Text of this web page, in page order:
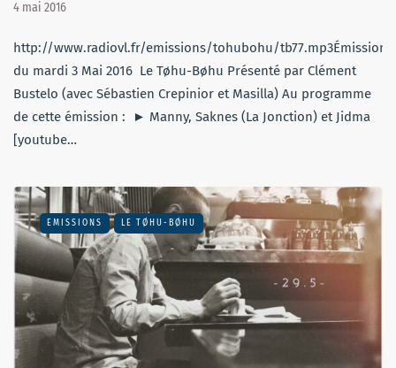
4 mai 2016
http://www.radiovl.fr/emissions/tohubohu/tb77.mp3Émission
du mardi 3 Mai 2016 Le Tøhu-Bøhu Présenté par Clément
Bustelo (avec Sébastien Crepinior et Masilla) Au programme
de cette émission : ► Manny, Saknes (La Jonction) et Jidma
[youtube…
EMISSIONS LE TØHU-BØHU